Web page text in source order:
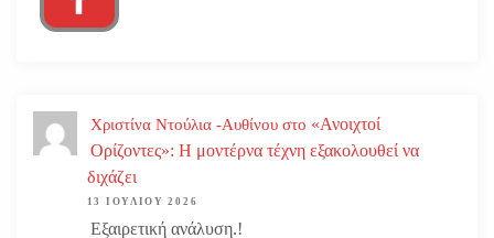
Χριστίνα Ντούλια -Αυθίνου στο «Ανοιχτοί
Ορίζοντες»: Η μοντέρνα τέχνη εξακολουθεί να
διχάζει
13 ΙΟΥΛΊΟΥ 2026
Εξαιρετική ανάλυση.!